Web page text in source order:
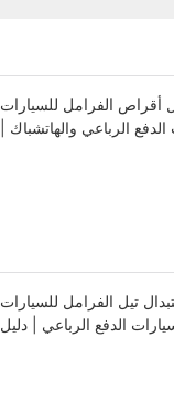
أقراص الفرامل للسيارات
الرباعي والهاتشباك |
تيل الفرامل للسيارات